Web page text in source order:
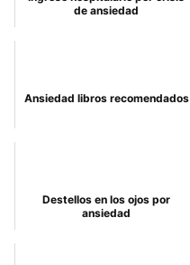
de ansiedad
Ansiedad libros recomendados
Destellos en los ojos por
ansiedad